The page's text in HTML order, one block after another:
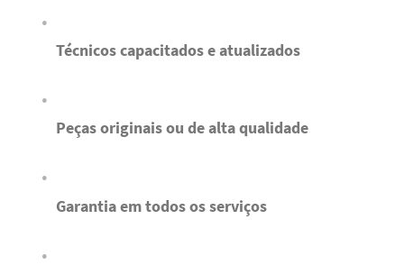
Técnicos capacitados e atualizados
Peças originais ou de alta qualidade
Garantia em todos os serviços